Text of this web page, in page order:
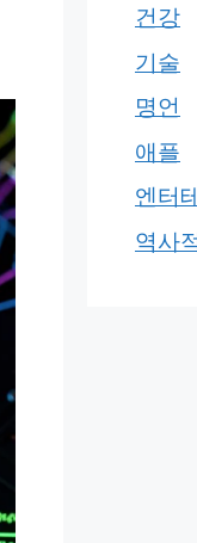
건강
기술
명언
애플
엔터
역사